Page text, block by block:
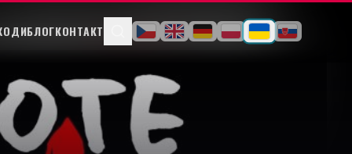
БЛОГКОНТАКТ